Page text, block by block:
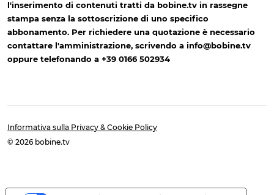
l'inserimento di contenuti tratti da bobine.tv in rassegne
stampa senza la sottoscrizione di uno specifico
abbonamento. Per richiedere una quotazione è necessario
contattare l'amministrazione, scrivendo a info@bobine.tv
oppure telefonando a +39 0166 502934
Informativa sulla Privacy & Cookie Policy
© 2026 bobine.tv